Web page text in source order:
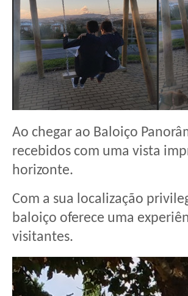
Ao chegar ao Baloiço
recebidos com uma vista
horizonte.
Com a sua localização
baloiço oferece uma
visitantes.